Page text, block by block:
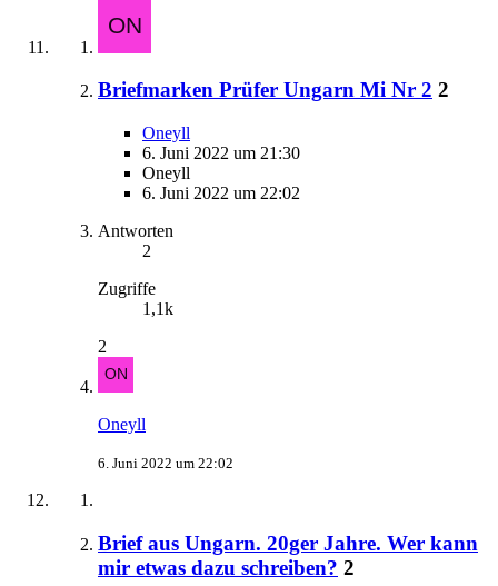
Briefmarken Prüfer Ungarn Mi Nr 2 2
Oneyll
6. Juni 2022 um 21:30
Oneyll
6. Juni 2022 um 22:02
Antworten
2
Zugriffe
1,1k
2
Oneyll
6. Juni 2022 um 22:02
Brief aus Ungarn. 20ger Jahre. Wer kann
mir etwas dazu schreiben? 2